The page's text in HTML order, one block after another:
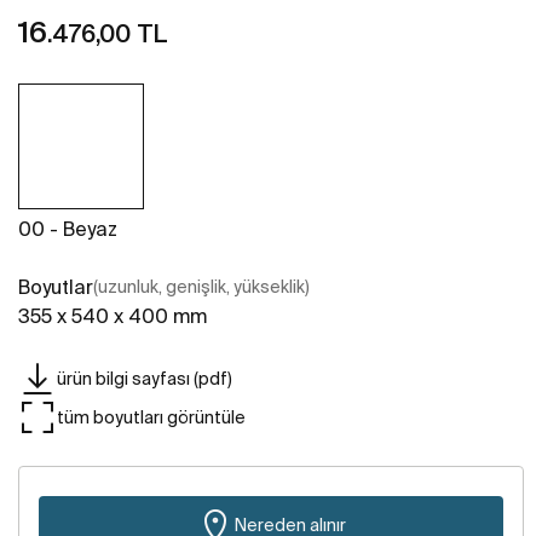
16.476,00 TL
00 - Beyaz
Boyutlar(uzunluk, genişlik, yükseklik)
355 x 540 x 400 mm
ürün bilgi sayfası (pdf)
tüm boyutları görüntüle
Nereden alınır